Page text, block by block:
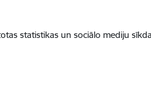
statistikas un sociālo mediju